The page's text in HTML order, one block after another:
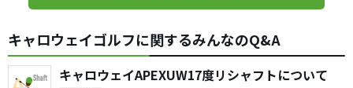
キャロウェイゴルフに関するみんなのQ&A
キャロウェイAPEXUW17度リシャフトについて